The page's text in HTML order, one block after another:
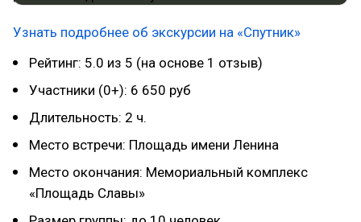
Узнать подробнее об экскурсии на «Спутник»
Рейтинг: 5.0 из 5 (на основе 1 отзыв)
Участники (0+): 6 650 руб
Длительность: 2 ч.
Место встречи: Площадь имени Ленина
Место окончания: Мемориальный комплекс
«Площадь Славы»